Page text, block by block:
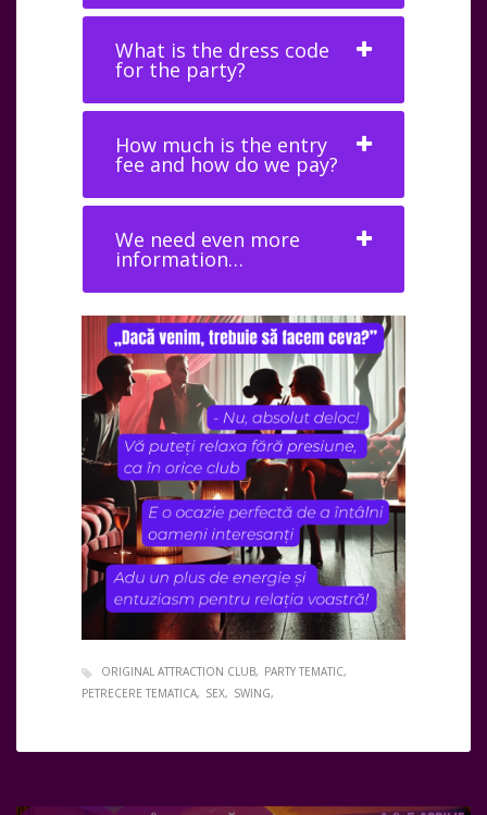
What is the dress code
for the party?
How much is the entry
fee and how do we pay?
We need even more
information…
ORIGINAL ATTRACTION CLUB
PARTY TEMATIC
PETRECERE TEMATICA
SEX SWING